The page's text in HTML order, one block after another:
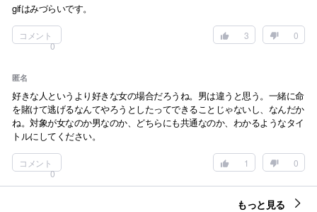
gifはみづらいです。
コメント
0
0
3
匿名
好きな人というより好きな女の場合だろうね。男は違うと思う。一緒に命
を賭けて逃げるなんてやろうとしたってできることじゃないし、なんだか
ね。対象が女なのか男なのか、どちらにも共通なのか、わかるようなタイ
トルにしてください。
コメント
0
0
1
もっと見る